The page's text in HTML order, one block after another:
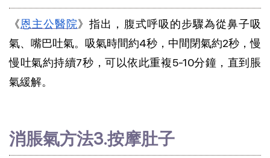
《恩主公醫院》指出，腹式呼吸的步驟為從鼻子吸
氣、嘴巴吐氣。吸氣時間約4秒，中間閉氣約2秒，慢
慢吐氣約持續7秒，可以依此重複5-10分鐘，直到脹
氣緩解。
消脹氣方法3.按摩肚子